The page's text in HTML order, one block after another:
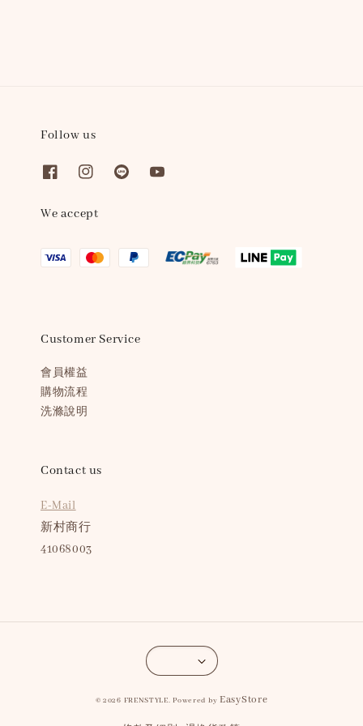
Follow us
We accept
Customer Service
會員權益
購物流程
洗滌說明
Contact us
E-Mail
新村商行
41068003
© 2026 FRENSTYLE. Powered by EasyStore